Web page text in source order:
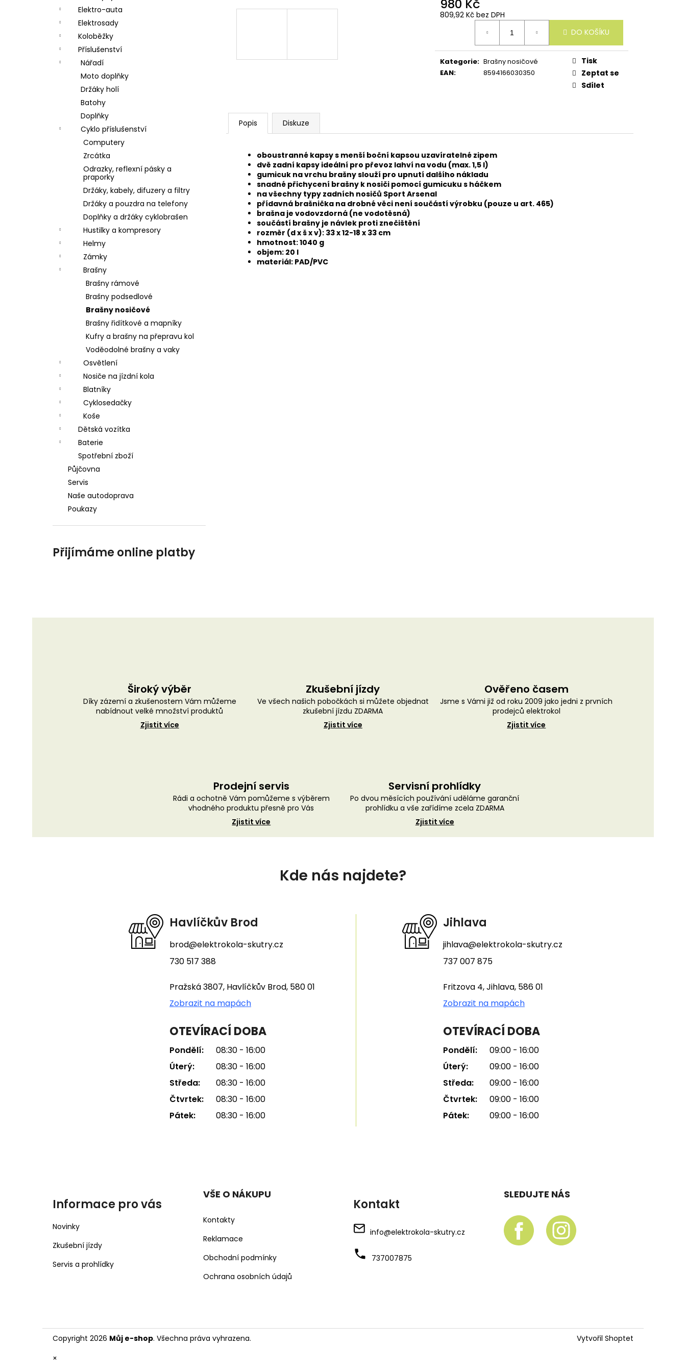
Elektro-auta
Elektrosady
Koloběžky
Příslušenství
Nářadí
Moto doplňky
Držáky holí
Batohy
Doplňky
Cyklo příslušenství
Computery
Zrcátka
Odrazky, reflexní pásky a
praporky
Držáky, kabely, difuzery a filtry
Držáky a pouzdra na telefony
Doplňky a držáky cyklobrašen
Hustilky a kompresory
Helmy
Zámky
Brašny
Brašny rámové
Brašny podsedlové
Brašny nosičové
Brašny řidítkové a mapníky
Kufry a brašny na přepravu kol
Voděodolné brašny a vaky
Osvětlení
Nosiče na jízdní kola
Blatníky
Cyklosedačky
Koše
Dětská vozítka
Baterie
Spotřební zboží
Půjčovna
Servis
Naše autodoprava
Poukazy
Přijímáme online platby
980 Kč
809,92 Kč bez DPH
DO KOŠÍKU
Kategorie: Brašny nosičové
EAN: 8594166030350
Tisk
Zeptat se
Sdílet
Popis Diskuze
oboustranné kapsy s menší boční kapsou uzavíratelné zipem
dvě zadní kapsy ideální pro převoz lahví na vodu (max. 1,5 l)
gumicuk na vrchu brašny slouží pro upnutí dalšího nákladu
snadné přichycení brašny k nosiči pomocí gumicuku s háčkem
na všechny typy zadních nosičů Sport Arsenal
přídavná brašnička na drobné věci není součástí výrobku (pouze u art. 465)
brašna je vodovzdorná (ne vodotěsná)
součástí brašny je návlek proti znečištění
rozměr (d x š x v): 33 x 12-18 x 33 cm
hmotnost: 1040 g
objem: 20 l
materiál: PAD/PVC
Široký výběr
Díky zázemí a zkušenostem Vám můžeme
nabídnout velké množství produktů
Zjistit více
Zkušební jízdy
Ve všech našich pobočkách si můžete objednat
zkušební jízdu ZDARMA
Zjistit více
Ověřeno časem
Jsme s Vámi již od roku 2009 jako jedni z prvních
prodejců elektrokol
Zjistit více
Prodejní servis
Rádi a ochotně Vám pomůžeme s výběrem
vhodného produktu přesně pro Vás
Zjistit více
Servisní prohlídky
Po dvou měsících používání uděláme garanční
prohlídku a vše zařídíme zcela ZDARMA
Zjistit více
Kde nás najdete?
Havlíčkův Brod
brod@elektrokola-skutry.cz
730 517 388
Pražská 3807, Havlíčkův Brod, 580 01
Zobrazit na mapách
OTEVÍRACÍ DOBA
Pondělí:
08:30 - 16:00
Úterý:
08:30 - 16:00
Středa:
08:30 - 16:00
Čtvrtek:
08:30 - 16:00
Pátek:
08:30 - 16:00
Jihlava
jihlava@elektrokola-skutry.cz
737 007 875
Fritzova 4, Jihlava, 586 01
Zobrazit na mapách
OTEVÍRACÍ DOBA
Pondělí:
09:00 - 16:00
Úterý:
09:00 - 16:00
Středa:
09:00 - 16:00
Čtvrtek:
09:00 - 16:00
Pátek:
09:00 - 16:00
Informace pro vás
Novinky
Zkušební jízdy
Servis a prohlídky
VŠE O NÁKUPU
Kontakty
Reklamace
Obchodní podmínky
Ochrana osobních údajů
Kontakt
info@elektrokola-skutry.cz
737007875
SLEDUJTE NÁS
Vytvořil Shoptet
Copyright 2026 Můj e-shop. Všechna práva vyhrazena.
×